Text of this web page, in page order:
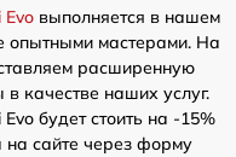
Evo выполняется в нашем
опытными мастерами. На
расширенную
качестве наших услуг.
будет стоить на -15%
сайте через форму